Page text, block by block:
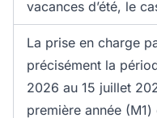
vacances d’été, le
La prise en charge
précisément la
2026 au 15 juillet
première année